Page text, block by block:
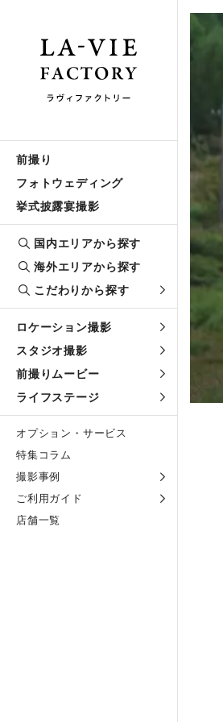
前撮り
フォトウェディング
挙式披露宴撮影
国内エリアから探す
海外エリアから探す
こだわりから探す
ロケーション撮影
スタジオ撮影
前撮りムービー
ライフステージ
オプション・サービス
特集コラム
撮影事例
ご利用ガイド
店舗一覧